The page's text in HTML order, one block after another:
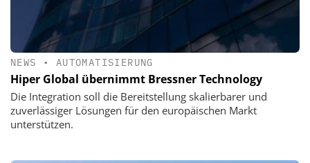
NEWS • AUTOMATISIERUNG
Hiper Global übernimmt Bressner Technology
Die Integration soll die Bereitstellung skalierbarer und
zuverlässiger Lösungen für den europäischen Markt
unterstützen.